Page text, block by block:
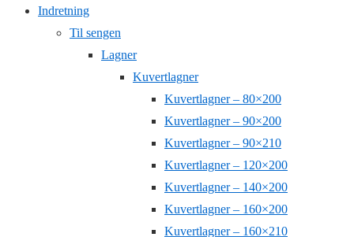
Indretning
Til sengen
Lagner
Kuvertlagner
Kuvertlagner – 80×200
Kuvertlagner – 90×200
Kuvertlagner – 90×210
Kuvertlagner – 120×200
Kuvertlagner – 140×200
Kuvertlagner – 160×200
Kuvertlagner – 160×210